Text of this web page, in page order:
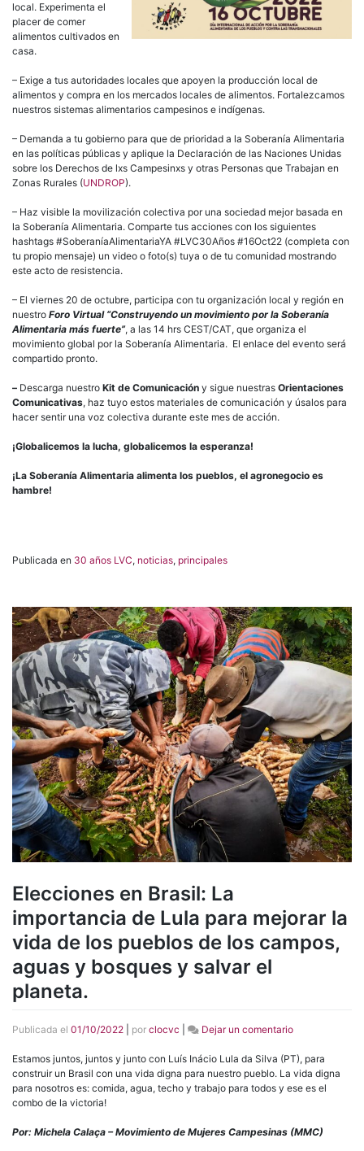
local. Experimenta el
placer de comer
alimentos cultivados en
casa.
– Exige a tus autoridades locales que apoyen la producción local de
alimentos y compra en los mercados locales de alimentos. Fortalezcamos
nuestros sistemas alimentarios campesinos e indígenas.
– Demanda a tu gobierno para que de prioridad a la Soberanía Alimentaria
en las políticas públicas y aplique la Declaración de las Naciones Unidas
sobre los Derechos de lxs Campesinxs y otras Personas que Trabajan en
Zonas Rurales (UNDROP).
– Haz visible la movilización colectiva por una sociedad mejor basada en
la Soberanía Alimentaria. Comparte tus acciones con los siguientes
hashtags #SoberaníaAlimentariaYA #LVC30Años #16Oct22 (completa con
tu propio mensaje) un video o foto(s) tuya o de tu comunidad mostrando
este acto de resistencia.
– El viernes 20 de octubre, participa con tu organización local y región en
nuestro Foro Virtual “Construyendo un movimiento por la Soberanía
Alimentaria más fuerte”, a las 14 hrs CEST/CAT, que organiza el
movimiento global por la Soberanía Alimentaria. El enlace del evento será
compartido pronto.
– Descarga nuestro Kit de Comunicación y sigue nuestras Orientaciones
Comunicativas, haz tuyo estos materiales de comunicación y úsalos para
hacer sentir una voz colectiva durante este mes de acción.
¡Globalicemos la lucha, globalicemos la esperanza!
¡La Soberanía Alimentaria alimenta los pueblos, el agronegocio es
hambre!
Publicada en 30 años LVC, noticias, principales
Elecciones en Brasil: La
importancia de Lula para mejorar la
vida de los pueblos de los campos,
aguas y bosques y salvar el
planeta.
Publicada el 01/10/2022 por clocvc Dejar un comentarioen
en
Brasil:
La
Lula
Estamos juntos, juntos y junto con Luís Inácio Lula da Silva (PT), para
construir un Brasil con una vida digna para nuestro pueblo. La vida digna
para nosotros es: comida, agua, techo y trabajo para todos y ese es el
combo de la victoria!
Por: Michela Calaça – Movimiento de Mujeres Campesinas (MMC)